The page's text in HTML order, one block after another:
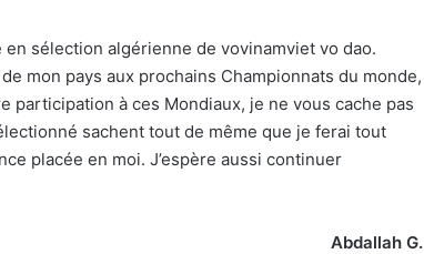
en sélection algérienne de vovinamviet vo dao.
mon pays aux prochains Championnats du monde,
participation à ces Mondiaux, je ne vous cache pas
sachent tout de même que je ferai tout
placée en moi. J’espère aussi continuer
Abdallah G.